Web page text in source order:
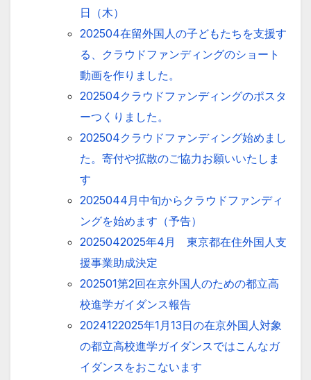
日（木）
202504在留外国人の子どもたちを支援す
る、クラウドファンディングのショート
動画を作りました。
202504クラウドファンディングのポスタ
ーつくりました。
202504クラウドファンディング始めまし
た。寄付や拡散のご協力お願いいたしま
す
2025044月中旬からクラウドファンディ
ングを始めます（予告）
2025042025年4月 東京都在住外国人支
援事業助成決定
202501第2回在京外国人のための都立高
校進学ガイダンス報告
2024122025年1月13日の在京外国人対象
の都立高校進学ガイダンスではこんなガ
イダンスをおこないます